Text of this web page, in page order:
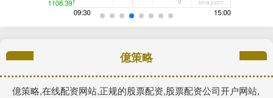
億策略
億策略,在线配资网站,正规的股票配资,股票配资公司开户网站,